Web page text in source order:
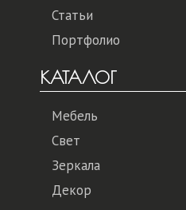
Статьи
Портфолио
КАТАЛОГ
Мебель
Свет
Зеркала
Декор